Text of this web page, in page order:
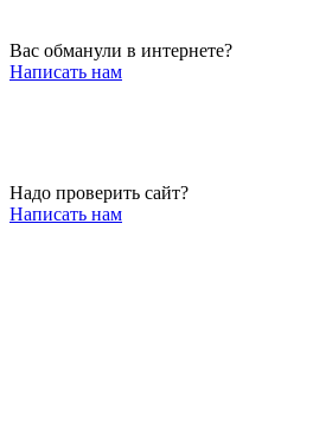
Вас обманули в интернете?
Написать нам
Надо проверить сайт?
Написать нам